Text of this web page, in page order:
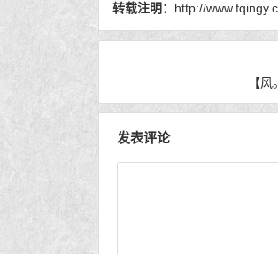
转载注明： http://
【
发表评论